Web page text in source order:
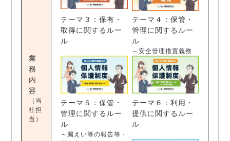
業
務
内
容
（当
社担
当）
テーマ３：保有・
取得に関するルー
ル
テーマ４：保管・
管理に関するルー
ル
～安全管理措置義務
テーマ５：保管・
管理に関するルー
ル
～漏えい等の報告等・
テーマ６：利用・
提供に関するルー
ル